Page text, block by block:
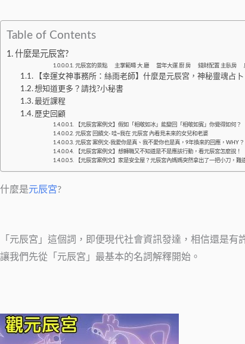
Table of Contents
什麼是元辰宮?
元辰宮的景點 主掌範疇 大 廳 當年大運 廚 房 錢財配置 主臥房
【幸運女神事務所：絲雨老師】什麼是元辰宮，神秘靈魂占
想知道更多？請找?小秘書
最近課程
歷史回顧
【元辰宮案例文】假如「相敬如冰」能變回「相敬如賓」你覺得如何？
元辰宮 回饋文- 哇~我在 元辰宮 內看見未來的女兒和老婆
元辰宮 案例文-我愛你是真、我不愛你也是真，9年換來的回應，WHY？
【元辰宮案例文】想轉職又不知道是不是應該行動，看元辰宮怎麼說！
【元辰宮案例文】家是安全屋？元辰宮內媽媽突然拿出了一把小刀，難
什麼是元辰宮?
「元辰宮」這個詞，即便現代社會資訊發達，相信還是
讓我們先從「元辰宮」最基本的名詞解釋開始。